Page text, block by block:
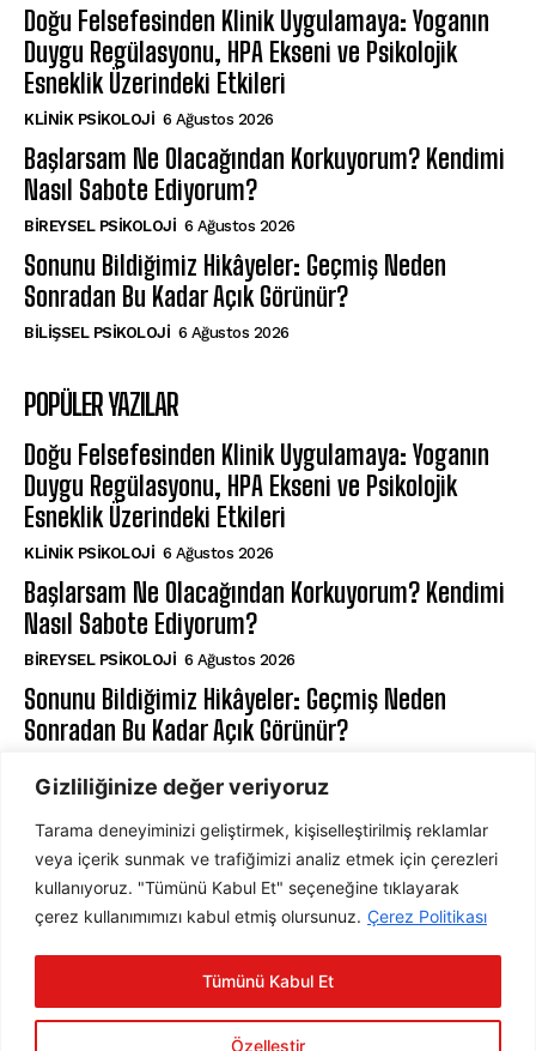
Gizliliğinize değer veriyoruz
Tarama deneyiminizi geliştirmek, kişiselleştirilmiş reklamlar
veya içerik sunmak ve trafiğimizi analiz etmek için çerezleri
kullanıyoruz. "Tümünü Kabul Et" seçeneğine tıklayarak
çerez kullanımımızı kabul etmiş olursunuz. Çerez Politikası
Özelleştir
Tümünü Kabul Et
Doğu Felsefesinden Klinik Uygulamaya: Yoganın
Duygu Regülasyonu, HPA Ekseni ve Psikolojik
Esneklik Üzerindeki Etkileri
KLINIK PSIKOLOJI 6 Ağustos 2026
Başlarsam Ne Olacağından Korkuyorum? Kendimi
Nasıl Sabote Ediyorum?
BIREYSEL PSIKOLOJI 6 Ağustos 2026
Sonunu Bildiğimiz Hikâyeler: Geçmiş Neden
Sonradan Bu Kadar Açık Görünür?
BILIŞSEL PSIKOLOJI 6 Ağustos 2026
POPÜLER YAZILAR
Doğu Felsefesinden Klinik Uygulamaya: Yoganın
Duygu Regülasyonu, HPA Ekseni ve Psikolojik
Esneklik Üzerindeki Etkileri
KLINIK PSIKOLOJI 6 Ağustos 2026
Başlarsam Ne Olacağından Korkuyorum? Kendimi
Nasıl Sabote Ediyorum?
BIREYSEL PSIKOLOJI 6 Ağustos 2026
Sonunu Bildiğimiz Hikâyeler: Geçmiş Neden
Sonradan Bu Kadar Açık Görünür?
ABONE OL
ABONE OL
okudum, onaylıyorum.